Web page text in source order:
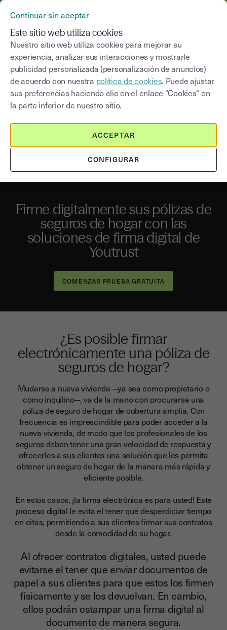
La firma electrónica para
pólizas de seguro de hogar
Los seguros de hogar son fundamentales al mudarse a
una nueva vivienda, tanto en propiedad como en alquiler.
La firma digital ayuda a las aseguradoras a brindar un
acceso más fácil y rápido para los clientes a sus pólizas.
Firme digitalmente sus pólizas de
seguros de hogar con las
soluciones de firma digital de
Youtrust
¿Es posible firmar
electrónicamente una póliza de
seguros de hogar?
Mudarse a nueva vivienda ─ya sea como propietario o
como inquilino─, va de la mano con procurarse una
póliza de seguro de hogar de cobertura amplia. Con
frecuencia es imprescindible para poder acceder a la
nueva vivienda, de modo que los profesionales de los
seguros deben tener una gran velocidad de respuesta y
ofrecerles a sus clientes una solución que les permita
obtener un seguro de hogar de la manera más rápida y
eficiente posible.
En estos casos, ¡la firma electrónica es para usted! Este
proceso digital le evita el tener que desperdiciar tiempo
en citas, permitiendo a sus clientes firmar sus contratos
desde la comodidad de su hogar.
Al ofrecer contratos digitales, usted puede
evitarse el tener que enviar documentos de
papel a sus clientes para que estos los firmen
físicamente y se los devuelvan. En cambio,
ellos podrán estampar una firma digital al
documento de manera segura.
Continuar sin aceptar
Este sitio web utiliza cookies
Nuestro sitio web utiliza cookies para mejorar su
experiencia, analizar sus interacciones y mostrarle
publicidad personalizada (personalización de anuncios)
de acuerdo con nuestra política de cookies. Puede ajustar
sus preferencias haciendo clic en el enlace "Cookies" en
la parte inferior de nuestro sitio.
CONFIGURAR
ACCEPTAR